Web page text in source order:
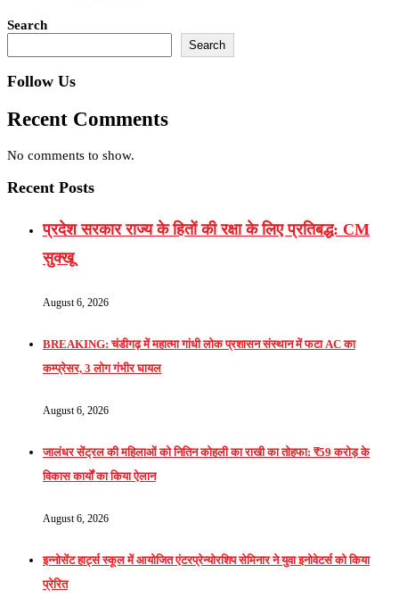
Search
Search
Follow Us
Recent Comments
No comments to show.
Recent Posts
प्रदेश सरकार राज्य के हितों की रक्षा के लिए प्रतिबद्ध: CM
सुक्खू
August 6, 2026
BREAKING: चंडीगढ़ में महात्मा गांधी लोक प्रशासन संस्थान में फटा AC का
कम्प्रेसर, 3 लोग गंभीर घायल
August 6, 2026
जालंधर सेंट्रल की महिलाओं को नितिन कोहली का राखी का तोहफा: ₹59 करोड़ के
विकास कार्यों का किया ऐलान
August 6, 2026
इन्नोसेंट हार्ट्स स्कूल में आयोजित एंटरप्रेन्योरशिप सेमिनार ने युवा इनोवेटर्स को किया
प्रेरित